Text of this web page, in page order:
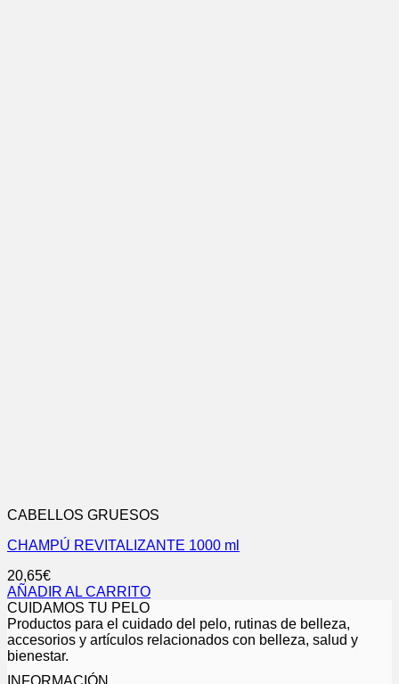
CABELLOS GRUESOS
CHAMPÚ REVITALIZANTE 1000 ml
20,65€
AÑADIR AL CARRITO
CUIDAMOS TU PELO
Productos para el cuidado del pelo, rutinas de belleza,
accesorios y artículos relacionados con belleza, salud y
bienestar.